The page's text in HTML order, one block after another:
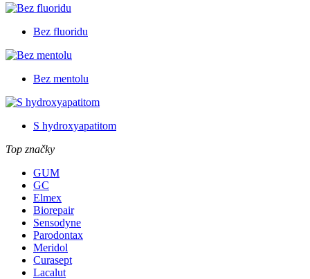
Bez fluoridu
Bez mentolu
S hydroxyapatitom
Top značky
GUM
GC
Elmex
Biorepair
Sensodyne
Parodontax
Meridol
Curasept
Lacalut